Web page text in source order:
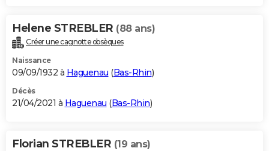
Helene STREBLER (88 ans)
Créer une cagnotte obsèques
Naissance
09/09/1932 à Haguenau (Bas-Rhin)
Décès
21/04/2021 à Haguenau (Bas-Rhin)
Florian STREBLER (19 ans)